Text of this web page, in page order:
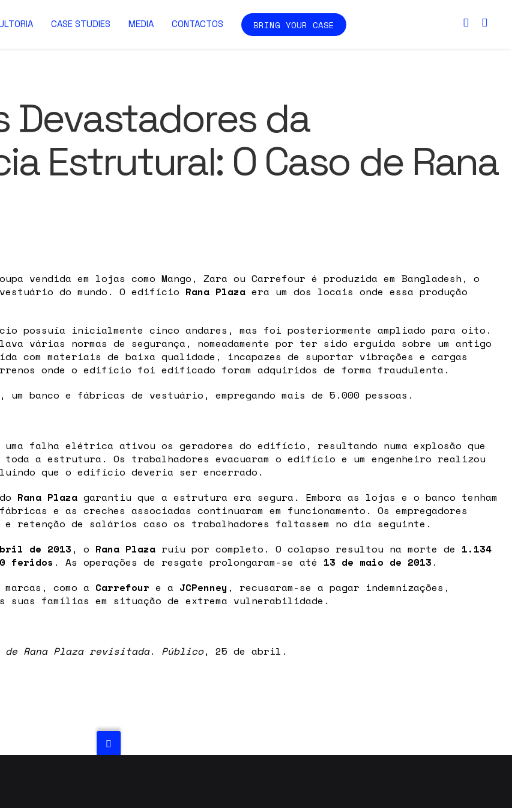
CASE STUDIES MEDIA CONTACTOS BRING YOUR CASE
Devastadores da
Estrutural: O Caso de Rana
vendida em lojas como Mango, Zara ou Carrefour é produzida em Bangladesh, o
do mundo. O edifício Rana Plaza era um dos locais onde essa produção
possuía inicialmente cinco andares, mas foi posteriormente ampliado para oito.
várias normas de segurança, nomeadamente por ter sido erguida sobre um antigo
com materiais de baixa qualidade, incapazes de suportar vibrações e cargas
onde o edifício foi edificado foram adquiridos de forma fraudulenta.
banco e fábricas de vestuário, empregando mais de 5.000 pessoas.
uma falha elétrica ativou os geradores do edifício, resultando numa explosão que
toda a estrutura. Os trabalhadores evacuaram o edifício e um engenheiro realizou
que o edifício deveria ser encerrado.
Rana Plaza garantiu que a estrutura era segura. Embora as lojas e o banco tenham
e as creches associadas continuaram em funcionamento. Os empregadores
e retenção de salários caso os trabalhadores faltassem no dia seguinte.
de 2013 , o Rana Plaza ruiu por completo. O colapso resultou na morte de 1.134
feridos . As operações de resgate prolongaram-se até 13 de maio de 2013 .
como a Carrefour e a JCPenney , recusaram-se a pagar indemnizações,
suas famílias em situação de extrema vulnerabilidade.
Rana Plaza revisitada. Público, 25 de abril.